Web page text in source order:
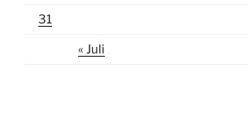
31
« Juli